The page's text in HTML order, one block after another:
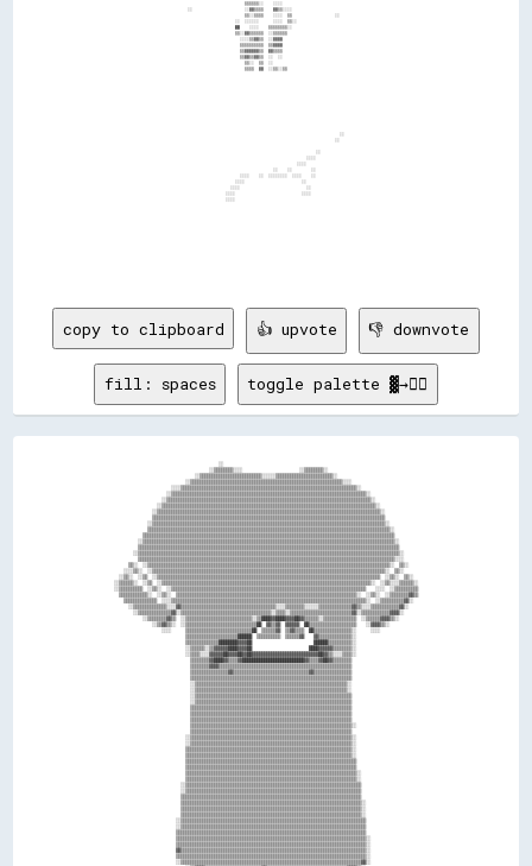
copy to clipboard 👍 upvote 👎 downvote
fill: spaces toggle palette ▓→✊🏽
                                        ░░▒▒▒▒▒▒▒▒░░░░                        ░░▒▒▒▒▒▒▒▒░░
                                  ░░▒▒▒▒▒▒▒▒▒▒▒▒▒▒▒▒▒▒▒▒▒▒▒▒▒▒░░░░░░▒▒▒▒▒▒▒▒▒▒▒▒▒▒▒▒▒▒▒▒▒▒▒▒░░
                              ░░▒▒▒▒▒▒▒▒▒▒▒▒▒▒▒▒▒▒▒▒▒▒▒▒▒▒▒▒▒▒▒▒▒▒▒▒▒▒▒▒▒▒▒▒▒▒▒▒▒▒▒▒▒▒▒▒▒▒▒▒▒▒▒▒░░░░
                        ░░░░▒▒▒▒▒▒▒▒▒▒▒▒▒▒▒▒▒▒▒▒▒▒▒▒▒▒▒▒▒▒▒▒▒▒▒▒▒▒▒▒▒▒▒▒▒▒▒▒▒▒▒▒▒▒▒▒▒▒▒▒▒▒▒▒▒▒▒▒▒▒▒▒▒▒░░
                      ░░▒▒▒▒▒▒▒▒▒▒▒▒▒▒▒▒▒▒▒▒▒▒▒▒▒▒▒▒▒▒▒▒▒▒▒▒▒▒▒▒▒▒▒▒▒▒▒▒▒▒▒▒▒▒▒▒▒▒▒▒▒▒▒▒▒▒▒▒▒▒▒▒▒▒▒▒▒▒▒▒▒▒░░
                    ░░▒▒▒▒▒▒▒▒▒▒▒▒▒▒▒▒▒▒▒▒▒▒▒▒▒▒▒▒▒▒▒▒▒▒▒▒▒▒▒▒▒▒▒▒▒▒▒▒▒▒▒▒▒▒▒▒▒▒▒▒▒▒▒▒▒▒▒▒▒▒▒▒▒▒▒▒▒▒▒▒▒▒▒▒▒▒░░
                  ░░▒▒▒▒▒▒▒▒▒▒▒▒▒▒▒▒▒▒▒▒▒▒▒▒▒▒▒▒▒▒▒▒▒▒▒▒▒▒▒▒▒▒▒▒▒▒▒▒▒▒▒▒▒▒▒▒▒▒▒▒▒▒▒▒▒▒▒▒▒▒▒▒▒▒▒▒▒▒▒▒▒▒▒▒▒▒▒▒▒▒░░
                ░░▒▒▒▒▒▒▒▒▒▒▒▒▒▒▒▒▒▒▒▒▒▒▒▒▒▒▒▒▒▒▒▒▒▒▒▒▒▒▒▒▒▒▒▒▒▒▒▒▒▒▒▒▒▒▒▒▒▒▒▒▒▒▒▒▒▒▒▒▒▒▒▒▒▒▒▒▒▒▒▒▒▒▒▒▒▒▒▒▒▒▒▒▒▒░░
                ▒▒▒▒▒▒▒▒▒▒▒▒▒▒▒▒▒▒▒▒▒▒▒▒▒▒▒▒▒▒▒▒▒▒▒▒▒▒▒▒▒▒▒▒▒▒▒▒▒▒▒▒▒▒▒▒▒▒▒▒▒▒▒▒▒▒▒▒▒▒▒▒▒▒▒▒▒▒▒▒▒▒▒▒▒▒▒▒▒▒▒▒▒▒▒▒▒▒
              ░░▒▒▒▒▒▒▒▒▒▒▒▒▒▒▒▒▒▒▒▒▒▒▒▒▒▒▒▒▒▒▒▒▒▒▒▒▒▒▒▒▒▒▒▒▒▒▒▒▒▒▒▒▒▒▒▒▒▒▒▒▒▒▒▒▒▒▒▒▒▒▒▒▒▒▒▒▒▒▒▒▒▒▒▒▒▒▒▒▒▒▒▒▒▒▒▒▒▒░░
              ▒▒▒▒▒▒▒▒▒▒▒▒▒▒▒▒▒▒▒▒▒▒▒▒▒▒▒▒▒▒▒▒▒▒▒▒▒▒▒▒▒▒▒▒▒▒▒▒▒▒▒▒▒▒▒▒▒▒▒▒▒▒▒▒▒▒▒▒▒▒▒▒▒▒▒▒▒▒▒▒▒▒▒▒▒▒▒▒▒▒▒▒▒▒▒▒▒▒▒▒▒▒░░
            ▒▒▒▒▒▒▒▒▒▒▒▒▒▒▒▒▒▒▒▒▒▒▒▒▒▒▒▒▒▒▒▒▒▒▒▒▒▒▒▒▒▒▒▒▒▒▒▒▒▒▒▒▒▒▒▒▒▒▒▒▒▒▒▒▒▒▒▒▒▒▒▒▒▒▒▒▒▒▒▒▒▒▒▒▒▒▒▒▒▒▒▒▒▒▒▒▒▒▒▒▒▒▒▒▒▒
          ░░▒▒▒▒▒▒▒▒▒▒▒▒▒▒▒▒▒▒▒▒▒▒▒▒▒▒▒▒▒▒▒▒▒▒▒▒▒▒▒▒▒▒▒▒▒▒▒▒▒▒▒▒▒▒▒▒▒▒▒▒▒▒▒▒▒▒▒▒▒▒▒▒▒▒▒▒▒▒▒▒▒▒▒▒▒▒▒▒▒▒▒▒▒▒▒▒▒▒▒▒▒▒▒▒▒▒░░
          ▒▒▒▒▒▒▒▒▒▒▒▒▒▒▒▒▒▒▒▒▒▒▒▒▒▒▒▒▒▒▒▒▒▒▒▒▒▒▒▒▒▒▒▒▒▒▒▒▒▒▒▒▒▒▒▒▒▒▒▒▒▒▒▒▒▒▒▒▒▒▒▒▒▒▒▒▒▒▒▒▒▒▒▒▒▒▒▒▒▒▒▒▒▒▒▒▒▒▒▒▒▒▒▒▒▒▒▒▒▒
        ░░▒▒▒▒▒▒▒▒▒▒▒▒▒▒▒▒▒▒▒▒▒▒▒▒▒▒▒▒▒▒▒▒▒▒▒▒▒▒▒▒▒▒▒▒▒▒▒▒▒▒▒▒▒▒▒▒▒▒▒▒▒▒▒▒▒▒▒▒▒▒▒▒▒▒▒▒▒▒▒▒▒▒▒▒▒▒▒▒▒▒▒▒▒▒▒▒▒▒▒▒▒▒▒▒▒▒▒▒▒▒░░
          ▒▒▒▒▒▒▒▒▒▒▒▒▒▒▒▒▒▒▒▒▒▒▒▒▒▒▒▒▒▒▒▒▒▒▒▒▒▒▒▒▒▒▒▒▒▒▒▒▒▒▒▒▒▒▒▒▒▒▒▒▒▒▒▒▒▒▒▒▒▒▒▒▒▒▒▒▒▒▒▒▒▒▒▒▒▒▒▒▒▒▒▒▒▒▒▒▒▒▒▒▒▒▒▒▒▒▒▒░░░░
      ▒▒░░  ░░▒▒▒▒▒▒▒▒▒▒▒▒▒▒▒▒▒▒▒▒▒▒▒▒▒▒▒▒▒▒▒▒▒▒▒▒▒▒▒▒▒▒▒▒▒▒▒▒▒▒▒▒▒▒▒▒▒▒▒▒▒▒▒▒▒▒▒▒▒▒▒▒▒▒▒▒▒▒▒▒▒▒▒▒▒▒▒▒▒▒▒▒▒▒▒▒▒▒▒▒▒▒░░  ▒▒░░
    ░░░░▒▒░░  ░░▒▒▒▒▒▒▒▒▒▒▒▒▒▒▒▒▒▒▒▒▒▒▒▒▒▒▒▒▒▒▒▒▒▒▒▒▒▒▒▒▒▒▒▒▒▒▒▒▒▒▒▒▒▒▒▒▒▒▒▒▒▒▒▒▒▒▒▒▒▒▒▒▒▒▒▒▒▒▒▒▒▒▒▒▒▒▒▒▒▒▒▒▒▒▒▒▒▒░░  ▒▒░░
  ░░▒▒░░  ░░▒▒  ░░▒▒▒▒▒▒▒▒▒▒▒▒▒▒▒▒▒▒▒▒▒▒▒▒▒▒▒▒▒▒▒▒▒▒▒▒▒▒▒▒▒▒▒▒▒▒▒▒▒▒▒▒▒▒▒▒▒▒▒▒▒▒▒▒▒▒▒▒▒▒▒▒▒▒▒▒▒▒▒▒▒▒▒▒▒▒▒▒▒▒▒▒▒▒  ░░▒▒░░  ▒▒░░
░░▒▒▒▒▒▒░░  ░░▒▒  ░░▒▒▒▒▒▒▒▒▒▒▒▒▒▒▒▒▒▒▒▒▒▒▒▒▒▒▒▒▒▒▒▒▒▒▒▒▒▒▒▒▒▒▒▒▒▒▒▒▒▒▒▒▒▒▒▒▒▒▒▒▒▒▒▒▒▒▒▒▒▒▒▒▒▒▒▒▒▒▒▒▒▒▒▒▒▒▒▒░░  ░░▒▒░░░░▒▒▒▒▒▒░░
░░▒▒▒▒▒▒▒▒▒▒  ░░▒▒░░  ░░▒▒▒▒▒▒▒▒▒▒▒▒▒▒▒▒▒▒▒▒▒▒▒▒▒▒▒▒▒▒▒▒▒▒▒▒▒▒▒▒▒▒▒▒▒▒▒▒▒▒▒▒▒▒▒▒▒▒▒▒▒▒▒▒▒▒▒▒▒▒▒▒▒▒▒▒▒▒▒▒▒▒    ░░░░  ░░▒▒▒▒▒▒▒▒▒▒
  ▒▒▒▒▒▒▒▒▒▒▒▒░░  ░░▒▒░░  ▒▒▒▒▒▒▒▒▒▒▒▒▒▒▒▒▒▒▒▒▒▒▒▒▒▒▒▒▒▒▒▒▒▒▒▒▒▒▒▒▒▒▒▒▒▒▒▒▒▒▒▒▒▒▒▒▒▒▒▒▒▒▒▒▒▒▒▒▒▒▒▒▒▒▒▒░░  ░░▒▒░░  ░░▒▒▒▒▒▒▒▒▓▓▒▒
    ▒▒▒▒▒▒▒▒▒▒▒▒▒▒  ░░░░▒▒▒▒▒▒▒▒▒▒▒▒▒▒▒▒▒▒▒▒▒▒▒▒▒▒▒▒▒▒▒▒▒▒▒▒▒▒▒▒▒▒▒▒▒▒▒▒▒▒▒▒▒▒▒▒▒▒▒▒▒▒▒▒▒▒▒▒▒▒▒▒▒▒▒▒▒▒▒▒▒▒░░  ░░▒▒▒▒▒▒▒▒▒▒▓▓░░
      ░░▒▒▒▒▒▒▒▒▒▒▒▒▒▒░░░░▓▓▒▒▒▒▒▒▒▒▒▒▒▒▒▒▒▒▒▒▒▒▒▒▒▒▒▒▒▒▒▒▒▒▒▒▒▒▒▒▒▒░░░░▒▒▒▒▒▒▒▒░░░░░░▒▒▒▒▒▒▒▒▒▒▒▒▒▒▓▓▒▒░░░░▒▒▒▒▒▒▒▒▒▒▒▒▓▓░░
        ░░▒▒▒▒▒▒▒▒▒▒▒▒▒▒▓▓░░▒▒▒▒▒▒▒▒▒▒▒▒▒▒▒▒▒▒▒▒▒▒▒▒▒▒▒▒▒▒▒▒▒▒▒▒▒▒░░▒▒▒▒░░▒▒▒▒▒▒▒▒▒▒▒▒▒▒▒▒▒▒▒▒▒▒▒▒▒▒▓▓░░▒▒▒▒▒▒▒▒▒▒▒▒▓▓▓▓░░
            ░░▒▒▒▒▒▒▒▒▓▓▒▒  ░░▒▒▒▒▒▒▒▒▒▒▒▒▒▒▒▒▒▒▒▒▒▒▒▒▒▒▒▒░░▒▒████▓▓████▓▓▓▓██▓▓▒▒▒▒▒▒░░▒▒▒▒▒▒▒▒▒▒▒▒▒▒  ░░▒▒▒▒▒▒▓▓▓▓▒▒░░
                ░░▒▒▓▓▒▒░░  ░░▒▒▒▒▒▒▒▒▒▒▒▒▒▒▒▒▒▒▒▒▒▒▒▒▒▒▒▒▒▒██  ▓▓▒▒▓▓  ▓▓▓▓▓▓  ██▒▒▒▒▒▒▒▒▒▒▒▒▒▒▒▒▒▒▒▒    ░░▓▓▓▓▒▒░░
                    ░░░░      ▒▒▒▒▒▒▒▒▒▒▒▒▒▒▒▒▒▒▒▒▒▒▒▒▒▒▒▒██  ▒▒▒▒▒▒▓▓  ▒▒▓▓▒▒▒▒  ██▒▒▒▒▒▒▒▒▒▒▒▒▒▒▒▒░░      ░░░░
                              ▒▒▒▒▒▒▒▒▒▒▒▒▒▒▒▒▒▒▒▒▒▒██████  ▒▒▒▒▒▒▒▒▒▒  ▒▒▒▒▒▒▓▓    ▓▓▒▒▒▒▒▒▒▒▒▒▒▒▒▒░░
                              ▒▒▒▒▒▒▒▒▒▒▒▒▒▒████████▓▓▓▓██                          ██████▒▒▒▒▒▒▒▒▒▒░░
                              ░░▒▒▒▒▒▒░░▒▒▓▓▓▓▓▓████▓▓▓▓██                        ████▓▓▓▓▓▓▒▒▒▒▒▒▒▒░░
                              ░░▒▒▒▒░░░░▓▓▓▓▓▓██▓▓▓▓██▓▓██▓▓▓▓▓▓▓▓▓▓▓▓▓▓▓▓▓▓▓▓▓▓▓▓▓▓▓▓██▓▓▒▒░░░░▒▒▒▒░░
                                ▒▒▒▒▒▒▒▒▓▓████▓▓▒▒▒▒▓▓██████████████████████████▓▓▒▒▒▒▓▓██▓▓▒▒▒▒▒▒▒▒
                                ▒▒▒▒▒▒▒▒▓▓▓▓▒▒▒▒▒▒▒▒▒▒▒▒▒▒▒▒▒▒▒▒▒▒▒▒▒▒▒▒▒▒▒▒▒▒▒▒▒▒▒▒▒▒▒▒▒▒▒▒▒▒▒▒▒▒▒▒
                                ▒▒▒▒▒▒▒▒▒▒▒▒▒▒▒▒▓▓▒▒▒▒▒▒▒▒▒▒▒▒▒▒▒▒▒▒▒▒▒▒▒▒▒▒▒▒▒▒▒▒▓▓▒▒▒▒▒▒▒▒▒▒▒▒▒▒▒▒
                                ▒▒▒▒▒▒▒▒▒▒▒▒▒▒▒▒▒▒▒▒▒▒▒▒▒▒▒▒▒▒▒▒▒▒▒▒▒▒▒▒▒▒▒▒▒▒▒▒▒▒▒▒▒▒▒▒▒▒▒▒▒▒▒▒▒▒▒▒
                                ░░▒▒▒▒▒▒▒▒▒▒▒▒▒▒▒▒▒▒▒▒▒▒▒▒▒▒▒▒▒▒▒▒▒▒▒▒▒▒▒▒▒▒▒▒▒▒▒▒▒▒▒▒▒▒▒▒▒▒▒▒▒▒▒▒░░
                                ░░▒▒▒▒▒▒▒▒▒▒▒▒▒▒▒▒▒▒▒▒▒▒▒▒▒▒▒▒▒▒▒▒▒▒▒▒▒▒▒▒▒▒▒▒▒▒▒▒▒▒▒▒▒▒▒▒▒▒▒▒▒▒▒▒░░
                                ░░▒▒▒▒▒▒▒▒▒▒▒▒▒▒▒▒▒▒▒▒▒▒▒▒▒▒▒▒▒▒▒▒▒▒▒▒▒▒▒▒▒▒▒▒▒▒▒▒▒▒▒▒▒▒▒▒▒▒▒▒▒▒▒▒▒▒
                                ░░▒▒▒▒▒▒▒▒▒▒▒▒▒▒▒▒▒▒▒▒▒▒▒▒▒▒▒▒▒▒▒▒▒▒▒▒▒▒▒▒▒▒▒▒▒▒▒▒▒▒▒▒▒▒▒▒▒▒▒▒▒▒▒▒▒▒
                                ▒▒▒▒▒▒▒▒▒▒▒▒▒▒▒▒▒▒▒▒▒▒▒▒▒▒▒▒▒▒▒▒▒▒▒▒▒▒▒▒▒▒▒▒▒▒▒▒▒▒▒▒▒▒▒▒▒▒▒▒▒▒▒▒▒▒▒▒
                                ▒▒▒▒▒▒▒▒▒▒▒▒▒▒▒▒▒▒▒▒▒▒▒▒▒▒▒▒▒▒▒▒▒▒▒▒▒▒▒▒▒▒▒▒▒▒▒▒▒▒▒▒▒▒▒▒▒▒▒▒▒▒▒▒▒▒▒▒
                                ▒▒▒▒▒▒▒▒▒▒▒▒▒▒▒▒▒▒▒▒▒▒▒▒▒▒▒▒▒▒▒▒▒▒▒▒▒▒▒▒▒▒▒▒▒▒▒▒▒▒▒▒▒▒▒▒▒▒▒▒▒▒▒▒▒▒▒▒
                                ▒▒▒▒▒▒▒▒▒▒▒▒▒▒▒▒▒▒▒▒▒▒▒▒▒▒▒▒▒▒▒▒▒▒▒▒▒▒▒▒▒▒▒▒▒▒▒▒▒▒▒▒▒▒▒▒▒▒▒▒▒▒▒▒▒▒▒▒░░
                                ▒▒▒▒▒▒▒▒▒▒▒▒▒▒▒▒▒▒▒▒▒▒▒▒▒▒▒▒▒▒▒▒▒▒▒▒▒▒▒▒▒▒▒▒▒▒▒▒▒▒▒▒▒▒▒▒▒▒▒▒▒▒▒▒▒▒▒▒
                              ░░▒▒▒▒▒▒▒▒▒▒▒▒▒▒▒▒▒▒▒▒▒▒▒▒▒▒▒▒▒▒▒▒▒▒▒▒▒▒▒▒▒▒▒▒▒▒▒▒▒▒▒▒▒▒▒▒▒▒▒▒▒▒▒▒▒▒▒▒░░
                              ░░▒▒▒▒▒▒▒▒▒▒▒▒▒▒▒▒▒▒▒▒▒▒▒▒▒▒▒▒▒▒▒▒▒▒▒▒▒▒▒▒▒▒▒▒▒▒▒▒▒▒▒▒▒▒▒▒▒▒▒▒▒▒▒▒▒▒▒▒░░
                              ▒▒▒▒▒▒▒▒▒▒▒▒▒▒▒▒▒▒▒▒▒▒▒▒▒▒▒▒▒▒▒▒▒▒▒▒▒▒▒▒▒▒▒▒▒▒▒▒▒▒▒▒▒▒▒▒▒▒▒▒▒▒▒▒▒▒▒▒▒▒░░
                              ▒▒▒▒▒▒▒▒▒▒▒▒▒▒▒▒▒▒▒▒▒▒▒▒▒▒▒▒▒▒▒▒▒▒▒▒▒▒▒▒▒▒▒▒▒▒▒▒▒▒▒▒▒▒▒▒▒▒▒▒▒▒▒▒▒▒▒▒▒▒░░
                              ▒▒▒▒▒▒▒▒▒▒▒▒▒▒▒▒▒▒▒▒▒▒▒▒▒▒▒▒▒▒▒▒▒▒▒▒▒▒▒▒▒▒▒▒▒▒▒▒▒▒▒▒▒▒▒▒▒▒▒▒▒▒▒▒▒▒▒▒▒▒▒▒
                              ▒▒▒▒▒▒▒▒▒▒▒▒▒▒▒▒▒▒▒▒▒▒▒▒▒▒▒▒▒▒▒▒▒▒▒▒▒▒▒▒▒▒▒▒▒▒▒▒▒▒▒▒▒▒▒▒▒▒▒▒▒▒▒▒▒▒▒▒▒▒▒▒
                              ▒▒▒▒▒▒▒▒▒▒▒▒▒▒▒▒▒▒▒▒▒▒▒▒▒▒▒▒▒▒▒▒▒▒▒▒▒▒▒▒▒▒▒▒▒▒▒▒▒▒▒▒▒▒▒▒▒▒▒▒▒▒▒▒▒▒▒▒▒▒▒▒░░
                              ▒▒▒▒▒▒▒▒▒▒▒▒▒▒▒▒▒▒▒▒▒▒▒▒▒▒▒▒▒▒▒▒▒▒▒▒▒▒▒▒▒▒▒▒▒▒▒▒▒▒▒▒▒▒▒▒▒▒▒▒▒▒▒▒▒▒▒▒▒▒▒▒░░
                            ░░▒▒▒▒▒▒▒▒▒▒▒▒▒▒▒▒▒▒▒▒▒▒▒▒▒▒▒▒▒▒▒▒▒▒▒▒▒▒▒▒▒▒▒▒▒▒▒▒▒▒▒▒▒▒▒▒▒▒▒▒▒▒▒▒▒▒▒▒▒▒▒▒▒▒
                            ░░▒▒▒▒▒▒▒▒▒▒▒▒▒▒▒▒▒▒▒▒▒▒▒▒▒▒▒▒▒▒▒▒▒▒▒▒▒▒▒▒▒▒▒▒▒▒▒▒▒▒▒▒▒▒▒▒▒▒▒▒▒▒▒▒▒▒▒▒▒▒▒▒▒▒
                            ▒▒▒▒▒▒▒▒▒▒▒▒▒▒▒▒▒▒▒▒▒▒▒▒▒▒▒▒▒▒▒▒▒▒▒▒▒▒▒▒▒▒▒▒▒▒▒▒▒▒▒▒▒▒▒▒▒▒▒▒▒▒▒▒▒▒▒▒▒▒▒▒▒▒▒▒
                            ▒▒▒▒▒▒▒▒▒▒▒▒▒▒▒▒▒▒▒▒▒▒▒▒▒▒▒▒▒▒▒▒▒▒▒▒▒▒▒▒▒▒▒▒▒▒▒▒▒▒▒▒▒▒▒▒▒▒▒▒▒▒▒▒▒▒▒▒▒▒▒▒▒▒▒▒░░
                            ▒▒▒▒▒▒▒▒▒▒▒▒▒▒▒▒▒▒▒▒▒▒▒▒▒▒▒▒▒▒▒▒▒▒▒▒▒▒▒▒▒▒▒▒▒▒▒▒▒▒▒▒▒▒▒▒▒▒▒▒▒▒▒▒▒▒▒▒▒▒▒▒▒▒▒▒░░
                            ▒▒▒▒▒▒▒▒▒▒▒▒▒▒▒▒▒▒▒▒▒▒▒▒▒▒▒▒▒▒▒▒▒▒▒▒▒▒▒▒▒▒▒▒▒▒▒▒▒▒▒▒▒▒▒▒▒▒▒▒▒▒▒▒▒▒▒▒▒▒▒▒▒▒▒▒░░
                          ░░▒▒▒▒▒▒▒▒▒▒▒▒▒▒▒▒▒▒▒▒▒▒▒▒▒▒▒▒▒▒▒▒▒▒▒▒▒▒▒▒▒▒▒▒▒▒▒▒▒▒▒▒▒▒▒▒▒▒▒▒▒▒▒▒▒▒▒▒▒▒▒▒▒▒▒▒▒▒
                          ░░▒▒▒▒▒▒▒▒▒▒▒▒▒▒▒▒▒▒▒▒▒▒▒▒▒▒▒▒▒▒▒▒▒▒▒▒▒▒▒▒▒▒▒▒▒▒▒▒▒▒▒▒▒▒▒▒▒▒▒▒▒▒▒▒▒▒▒▒▒▒▒▒▒▒▒▒▒▒
                          ▒▒▒▒▒▒▒▒▒▒▒▒▒▒▒▒▒▒▒▒▒▒▒▒▒▒▒▒▒▒▒▒▒▒▒▒▒▒▒▒▒▒▒▒▒▒▒▒▒▒▒▒▒▒▒▒▒▒▒▒▒▒▒▒▒▒▒▒▒▒▒▒▒▒▒▒▒▒▒▒
                          ▒▒▒▒▒▒▒▒▒▒▒▒▒▒▒▒▒▒▒▒▒▒▒▒▒▒▒▒▒▒▒▒▒▒▒▒▒▒▒▒▒▒▒▒▒▒▒▒▒▒▒▒▒▒▒▒▒▒▒▒▒▒▒▒▒▒▒▒▒▒▒▒▒▒▒▒▒▒▒▒░░
                          ▒▒▒▒▒▒▒▒▒▒▒▒▒▒▒▒▒▒▒▒▒▒▒▒▒▒▒▒▒▒▒▒▒▒▒▒▒▒▒▒▒▒▒▒▒▒▒▒▒▒▒▒▒▒▒▒▒▒▒▒▒▒▒▒▒▒▒▒▒▒▒▒▒▒▒▒▒▒▒▒░░
                          ▓▓▒▒▒▒▒▒▒▒▒▒▒▒▒▒▒▒▒▒▒▒▒▒▒▒▒▒▒▒▒▒▒▒▒▒▒▒▒▒▒▒▒▒▒▒▒▒▒▒▒▒▒▒▒▒▒▒▒▒▒▒▒▒▒▒▒▒▒▒▒▒▒▒▒▒▒▒▒▒░░
                          ▒▒▒▒▒▒▒▒▒▒▒▒▒▒▒▒▒▒▒▒▒▒▒▒▒▒▒▒▒▒▒▒▒▒▒▒▒▒▒▒▒▒▒▒▒▒▒▒▒▒▒▒▒▒▒▒▒▒▒▒▒▒▒▒▒▒▒▒▒▒▒▒▒▒▒▒▒▒▒▒░░
                          ░░▒▒▒▒▒▒▒▒▒▒▒▒▒▒▒▒▒▒▒▒▒▒▒▒▒▒▒▒▒▒▒▒▒▒▒▒▒▒▒▒▒▒▒▒▒▒▒▒▒▒▒▒▒▒▒▒▒▒▒▒▒▒▒▒▒▒▒▒▒▒▒▒▒▒▒▒▓▓░░